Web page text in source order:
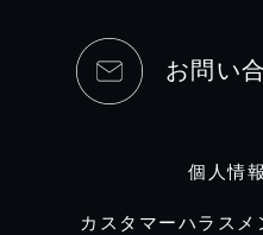
お問い
個人情
カスタマーハラス